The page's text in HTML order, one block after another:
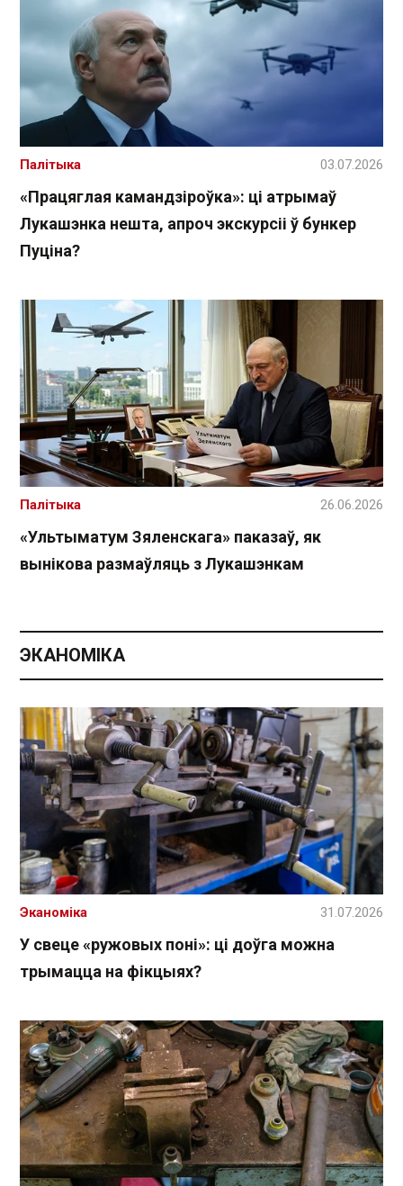
«Працяглая камандзіроўка»: ці атрымаў
Лукашэнка нешта, апроч экскурсіі ў бункер
Пуціна?
Палітыка 03.07.2026
«Ультыматум Зяленскага» паказаў, як
вынікова размаўляць з Лукашэнкам
Палітыка 26.06.2026
ЭКАНОМІКА
У свеце «ружовых поні»: ці доўга можна
трымацца на фікцыях?
Эканоміка 31.07.2026